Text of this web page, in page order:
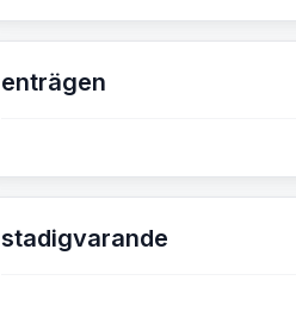
enträgen
stadigvarande